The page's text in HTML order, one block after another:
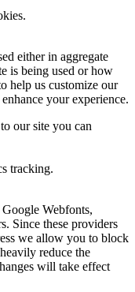
either in aggregate
is being used or how
help us customize our
your experience.
our site you can
tracking.
Webfonts,
Since these providers
we allow you to block
reduce the
will take effect